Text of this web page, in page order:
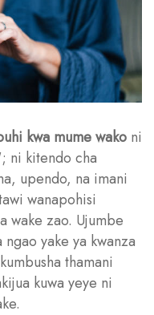
kwa mume wako ni
ni kitendo cha
upendo, na imani
wanapohisi
wake zao. Ujumbe
yake ya kwanza
thamani
kuwa yeye ni